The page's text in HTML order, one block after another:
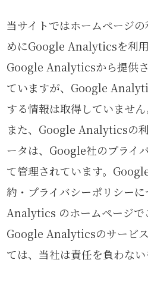
当サイトではホームページ
めにGoogle Analyticsを利
Google Analyticsから提供
ていますが、Google
する情報は取得していません
また、Google Analyticsの
ータは、Google社のプライ
て管理されています。
約・プライバシーポリシー
Analytics のホームページで
Google Analyticsのサービ
ては、当社は責任を負わない